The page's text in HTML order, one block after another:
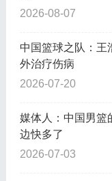
2026-08-07
中国篮球之队：王
外治疗伤病
2026-07-20
媒体人：中国男篮
边快多了
2026-07-03